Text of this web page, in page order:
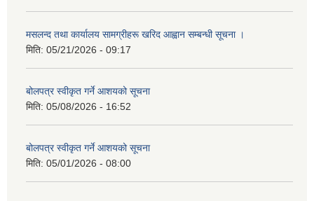
मसलन्द तथा कार्यालय सामग्रीहरू खरिद आह्वान सम्बन्धी सूचना ।
मिति: 05/21/2026 - 09:17
बोलपत्र स्वीकृत गर्ने आशयको सूचना
मिति: 05/08/2026 - 16:52
बोलपत्र स्वीकृत गर्ने आशयको सूचना
मिति: 05/01/2026 - 08:00